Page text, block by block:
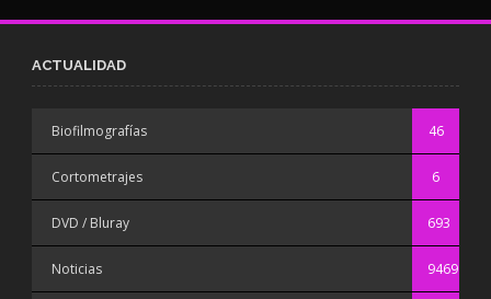
ACTUALIDAD
Biofilmografías 46
Cortometrajes 6
DVD / Bluray 693
Noticias 9469